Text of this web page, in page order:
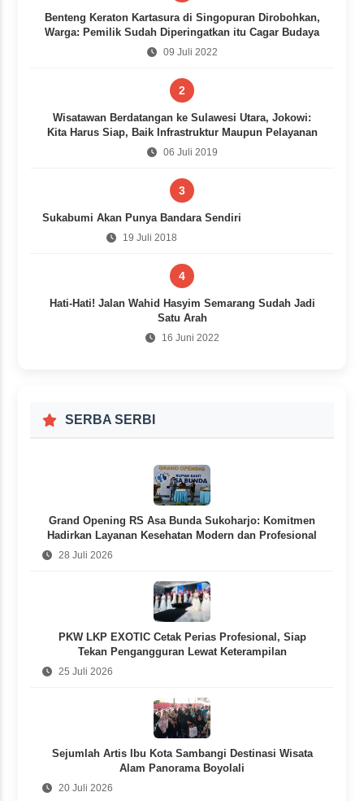
Benteng Keraton Kartasura di Singopuran Dirobohkan,
Warga: Pemilik Sudah Diperingatkan itu Cagar Budaya
09 Juli 2022
2
Wisatawan Berdatangan ke Sulawesi Utara, Jokowi:
Kita Harus Siap, Baik Infrastruktur Maupun Pelayanan
06 Juli 2019
3
Sukabumi Akan Punya Bandara Sendiri
19 Juli 2018
4
Hati-Hati! Jalan Wahid Hasyim Semarang Sudah Jadi
Satu Arah
16 Juni 2022
SERBA SERBI
Grand Opening RS Asa Bunda Sukoharjo: Komitmen
Hadirkan Layanan Kesehatan Modern dan Profesional
28 Juli 2026
PKW LKP EXOTIC Cetak Perias Profesional, Siap
Tekan Pengangguran Lewat Keterampilan
25 Juli 2026
Sejumlah Artis Ibu Kota Sambangi Destinasi Wisata
Alam Panorama Boyolali
20 Juli 2026